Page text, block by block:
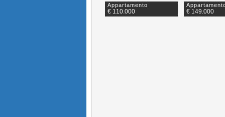
Appartamento
€ 110.000 € 149.000